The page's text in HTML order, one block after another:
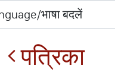
पत्रिका